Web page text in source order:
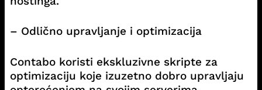
– Odlično upravljanje i optimizacija
Contabo koristi ekskluzivne skripte za
optimizaciju koje izuzetno dobro upravljaju